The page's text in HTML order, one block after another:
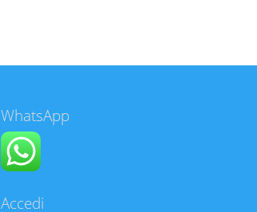
WhatsApp
Accedi